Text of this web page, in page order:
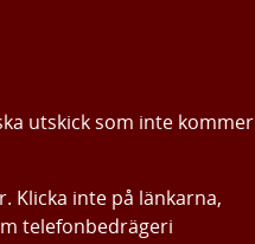
utskick som inte kommer
Klicka inte på länkarna,
telefonbedrägeri